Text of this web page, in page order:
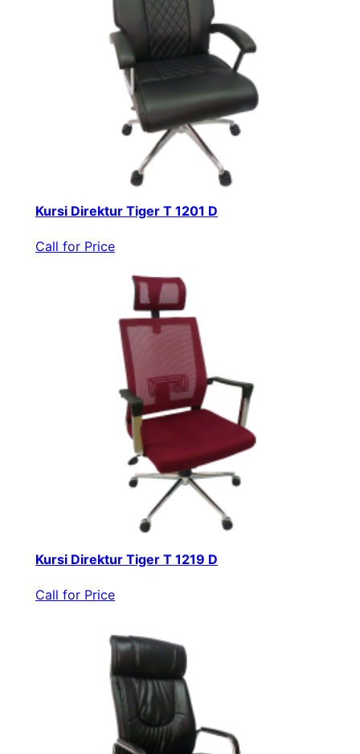
Kursi Direktur Tiger T 1201 D
Call for Price
Kursi Direktur Tiger T 1219 D
Call for Price